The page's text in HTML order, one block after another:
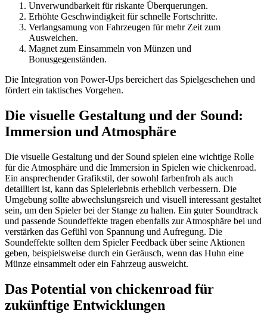
Unverwundbarkeit für riskante Überquerungen.
Erhöhte Geschwindigkeit für schnelle Fortschritte.
Verlangsamung von Fahrzeugen für mehr Zeit zum
Ausweichen.
Magnet zum Einsammeln von Münzen und
Bonusgegenständen.
Die Integration von Power-Ups bereichert das Spielgeschehen und
fördert ein taktisches Vorgehen.
Die visuelle Gestaltung und der Sound:
Immersion und Atmosphäre
Die visuelle Gestaltung und der Sound spielen eine wichtige Rolle
für die Atmosphäre und die Immersion in Spielen wie chickenroad.
Ein ansprechender Grafikstil, der sowohl farbenfroh als auch
detailliert ist, kann das Spielerlebnis erheblich verbessern. Die
Umgebung sollte abwechslungsreich und visuell interessant gestaltet
sein, um den Spieler bei der Stange zu halten. Ein guter Soundtrack
und passende Soundeffekte tragen ebenfalls zur Atmosphäre bei und
verstärken das Gefühl von Spannung und Aufregung. Die
Soundeffekte sollten dem Spieler Feedback über seine Aktionen
geben, beispielsweise durch ein Geräusch, wenn das Huhn eine
Münze einsammelt oder ein Fahrzeug ausweicht.
Das Potential von chickenroad für
zukünftige Entwicklungen